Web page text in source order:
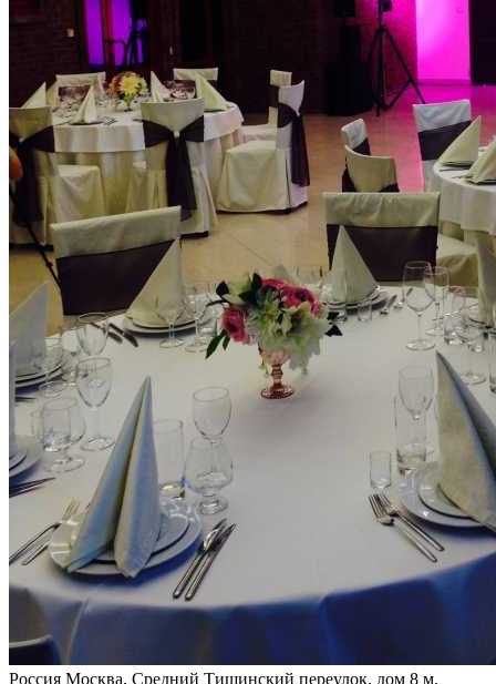
Россия Москва, Средний Тишинский переулок, дом 8 м.